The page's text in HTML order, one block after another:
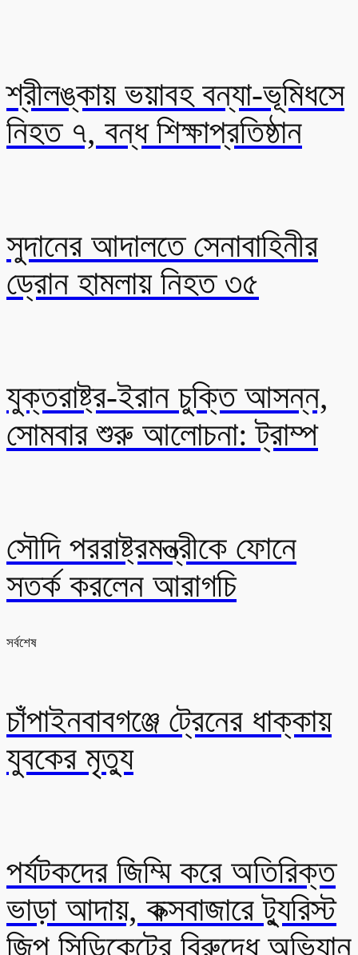
শ্রীলঙ্কায় ভয়াবহ বন্যা-ভূমিধসে
নিহত ৭, বন্ধ শিক্ষাপ্রতিষ্ঠান
সুদানের আদালতে সেনাবাহিনীর
ড্রোন হামলায় নিহত ৩৫
যুক্তরাষ্ট্র-ইরান চুক্তি আসন্ন,
সোমবার শুরু আলোচনা: ট্রাম্প
সৌদি পররাষ্ট্রমন্ত্রীকে ফোনে
সতর্ক করলেন আরাগচি
সর্বশেষ
চাঁপাইনবাবগঞ্জে ট্রেনের ধাক্কায়
যুবকের মৃত্যু
পর্যটকদের জিম্মি করে অতিরিক্ত
ভাড়া আদায়, কক্সবাজারে ট্যুরিস্ট
জিপ সিন্ডিকেটের বিরুদ্ধে অভিযান